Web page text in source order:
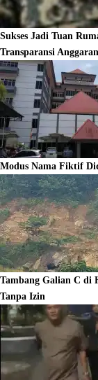
Sukses Jadi Tuan
Transparansi Anggaran
Modus Nama Fiktif
Tambang Galian C di
Tanpa Izin